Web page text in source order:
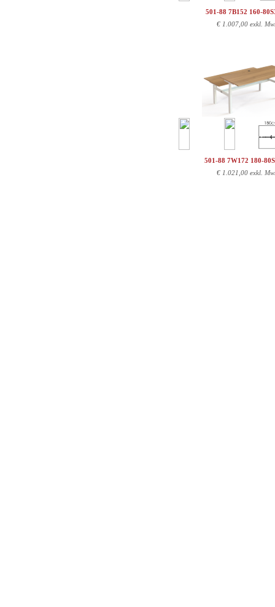
501-88 7B152 160-
€ 1.007,00 exkl.
501-88 7W172 180-
€ 1.021,00 exkl.